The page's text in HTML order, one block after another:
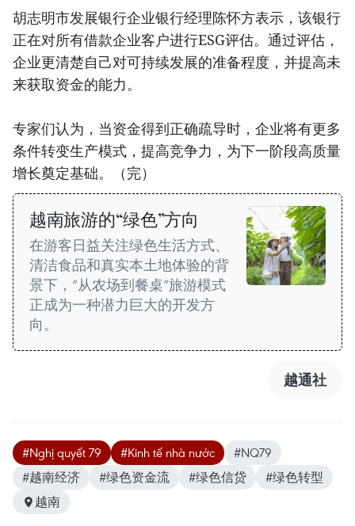
胡志明市发展银行企业银行经理陈怀方表示，该银行
正在对所有借款企业客户进行ESG评估。通过评估，
企业更清楚自己对可持续发展的准备程度，并提高未
来获取资金的能力。
专家们认为，当资金得到正确疏导时，企业将有更多
条件转变生产模式，提高竞争力，为下一阶段高质量
增长奠定基础。（完）
越南旅游的“绿色”方向
在游客日益关注绿色生活方式、
清洁食品和真实本土地体验的背
景下，“从农场到餐桌”旅游模式
正成为一种潜力巨大的开发方
向。
越通社
#Nghị quyết 79 #Kinh tế nhà nước
#NQ79
#越南经济
#绿色资金流 #绿色信贷
#绿色转型
越南